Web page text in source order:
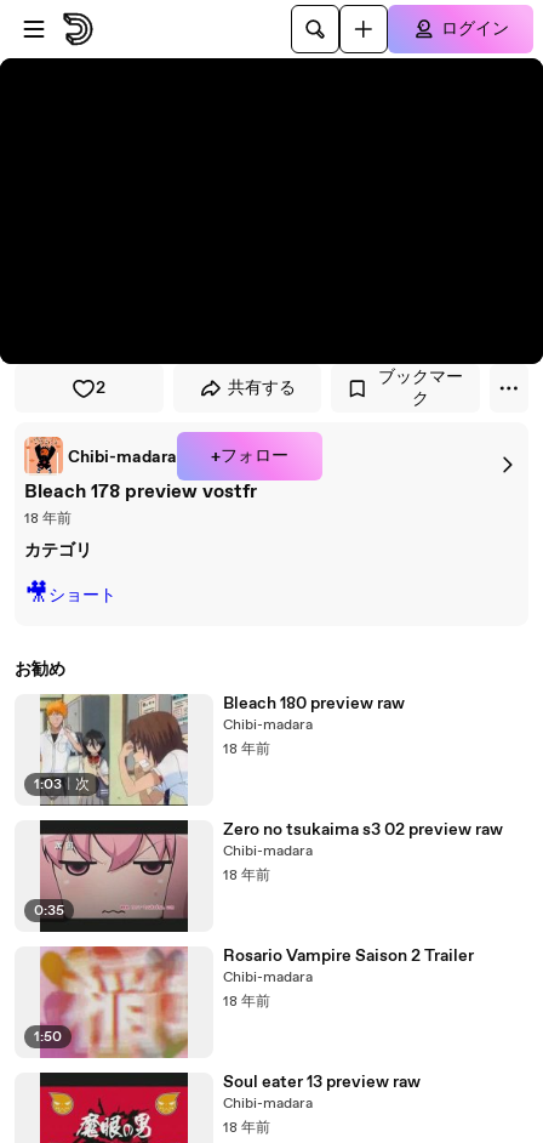
プレイヤーにスキップ
メインコンテンツにスキップ
ログイン
2 共有する
ブックマー
ク
Chibi-madara +フォロー
Bleach 178 preview vostfr
18 年前
カテゴリ
🎥ショート
お勧め
1:03 次
Bleach 180 preview raw
Chibi-madara
18 年前
0:35
Zero no tsukaima s3 02 preview raw
Chibi-madara
18 年前
1:50
Rosario Vampire Saison 2 Trailer
Chibi-madara
18 年前
Soul eater 13 preview raw
Chibi-madara
18 年前